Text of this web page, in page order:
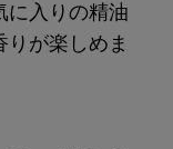
に入りの精油
が楽しめま